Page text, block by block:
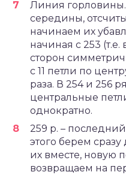
Линия
середины,
начинаем их
начиная с 253 (т.е.
сторон
с 11 петли по
раза. В 254 и 256
центральные
однократно.
259 р. –
этого берем
их вместе, новую
возвращаем на